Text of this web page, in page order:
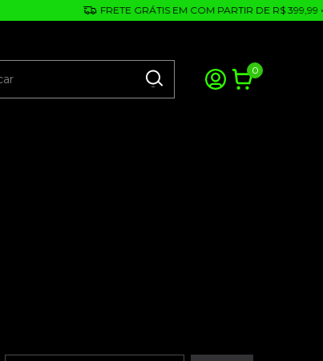
FRETE GRÁTIS EM COM PARTIR DE R$ 399,99
0